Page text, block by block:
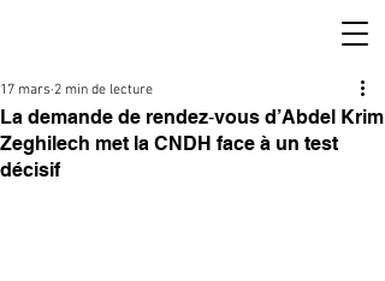
La demande de rendez‑vous d’Abdel Krim
Zeghilech met la CNDH face à un test
décisif
17 mars 2 min de lecture